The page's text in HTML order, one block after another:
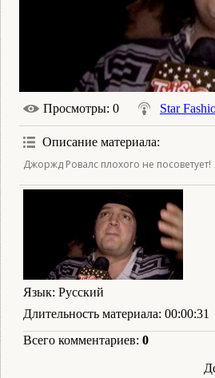
Просмотры: 0 Star
Описание материала:
Джоржд Ровалс плохого не посоветует!
Язык: Русский
Длительность материала: 00:00:31
Всего комментариев: 0